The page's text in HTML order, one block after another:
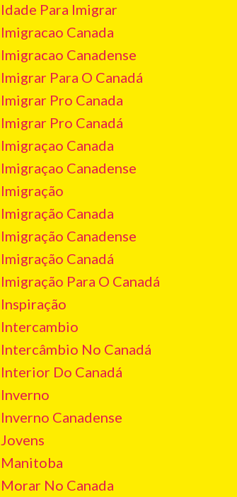
Idade Para Imigrar
Imigracao Canada
Imigracao Canadense
Imigrar Para O Canadá
Imigrar Pro Canada
Imigrar Pro Canadá
Imigraçao Canada
Imigraçao Canadense
Imigração
Imigração Canada
Imigração Canadense
Imigração Canadá
Imigração Para O Canadá
Inspiração
Intercambio
Intercâmbio No Canadá
Interior Do Canadá
Inverno
Inverno Canadense
Jovens
Manitoba
Morar No Canada